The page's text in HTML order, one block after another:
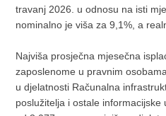
travanj 2026. u odnosu na isti
nominalno je viša za 9,1%, a
Najviša prosječna mjesečna
zaposlenome u pravnim
u djelatnosti Računalna
poslužitelja i ostale informacijske